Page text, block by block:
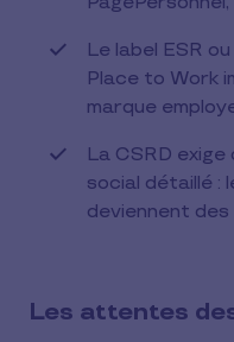
Le label ESR
Place to Work
marque
La CSRD
social détaillé :
deviennent des
Les attentes